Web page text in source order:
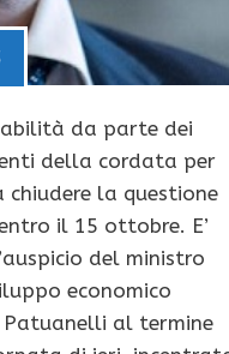
da parte dei
della cordata per
chiudere la questione
il 15 ottobre. E’
del ministro
economico
al termine